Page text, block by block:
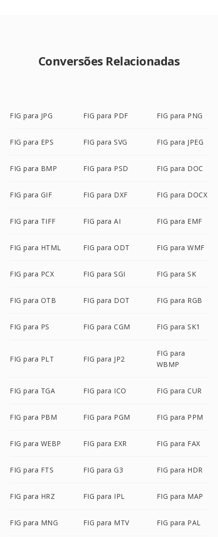
Conversões Relacionadas
FIG para JPG FIG para PDF FIG para PNG
FIG para EPS FIG para SVG FIG para JPEG
FIG para BMP FIG para PSD FIG para DOC
FIG para GIF FIG para DXF FIG para DOCX
FIG para TIFF FIG para AI FIG para EMF
FIG para HTML FIG para ODT FIG para WMF
FIG para PCX FIG para SGI FIG para SK
FIG para OTB FIG para DOT FIG para RGB
FIG para PS FIG para CGM FIG para SK1
FIG para PLT FIG para JP2
FIG para
WBMP
FIG para TGA FIG para ICO FIG para CUR
FIG para PBM FIG para PGM FIG para PPM
FIG para WEBP FIG para EXR FIG para FAX
FIG para FTS FIG para G3 FIG para HDR
FIG para HRZ FIG para IPL FIG para MAP
FIG para MNG FIG para MTV FIG para PAL